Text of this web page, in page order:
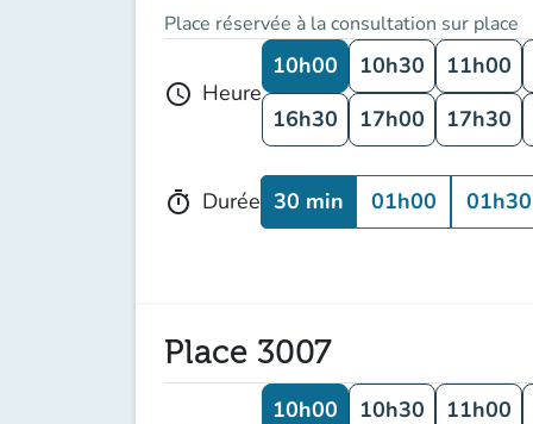
Place réservée à la consultation sur place
schedule Heure
10h00 10h30 11h00
16h30
17h00 17h30
timer Durée 30 min 01h00 01h30
Place 3007
10h00 10h30 11h00